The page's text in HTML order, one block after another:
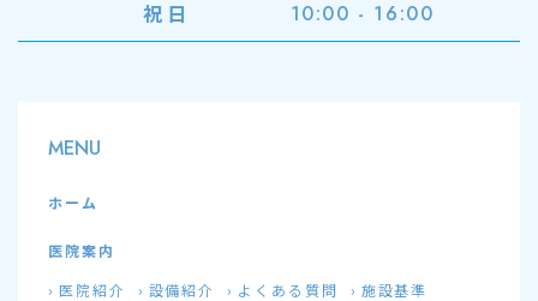
祝日 10:00 - 16:00
MENU
ホーム
医院案内
医院紹介
設備紹介 よくある質問 施設基準